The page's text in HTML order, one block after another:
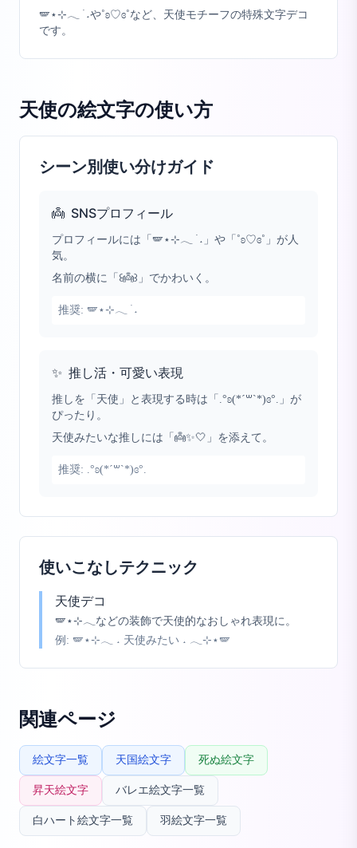
🪽⋆⊹𓂃 ࣪ ˖や˚ʚ♡ɞ˚など、天使モチーフの特殊文字デコ
です。
天使の絵文字の使い方
シーン別使い分けガイド
👼 SNSプロフィール
プロフィールには「🪽⋆⊹𓂃 ࣪ ˖」や「˚ʚ♡ɞ˚」が人
気。
名前の横に「꒰👼꒱」でかわいく。
推奨: 🪽⋆⊹𓂃 ࣪ ˖
✨ 推し活・可愛い表現
推しを「天使」と表現する時は「.°ʚ(*´꒳`*)ɞ°.」が
ぴったり。
天使みたいな推しには「👼✨🤍」を添えて。
推奨: .°ʚ(*´꒳`*)ɞ°.
使いこなしテクニック
天使デコ
🪽⋆⊹𓂃などの装飾で天使的なおしゃれ表現に。
例: 🪽⋆⊹𓂃 ˖ 天使みたい ˖ 𓂃⊹⋆🪽
関連ページ
絵文字一覧 天国絵文字 死ぬ絵文字
昇天絵文字 バレエ絵文字一覧
白ハート絵文字一覧 羽絵文字一覧